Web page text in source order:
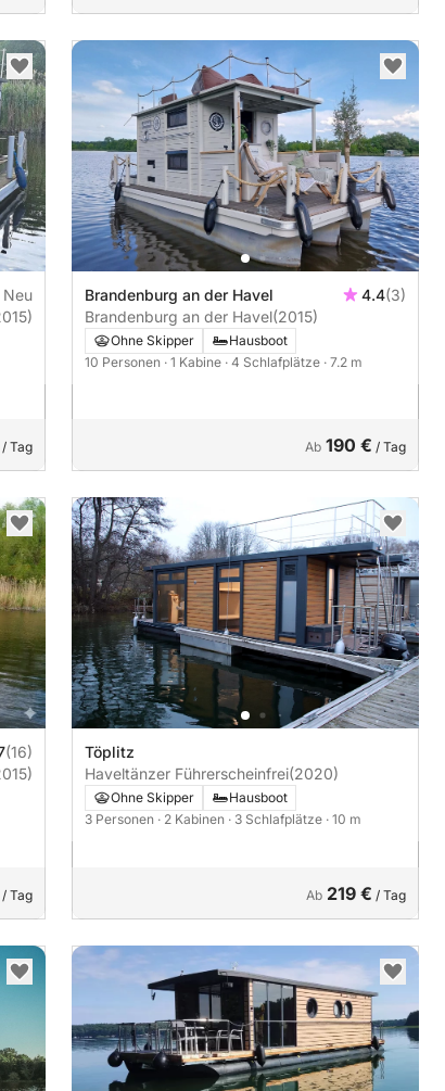
Neu
/ Tag
Brandenburg an der Havel 4.4(3)
Brandenburg an der Havel(2015)
Ohne Skipper
Hausboot
10 Personen · 1 Kabine · 4 Schlafplätze · 7.2 m
Ab 190 € / Tag
(16)
/ Tag
Töplitz
Haveltänzer Führerscheinfrei(2020)
Ohne Skipper
Hausboot
3 Personen · 2 Kabinen · 3 Schlafplätze · 10 m
Ab 219 € / Tag